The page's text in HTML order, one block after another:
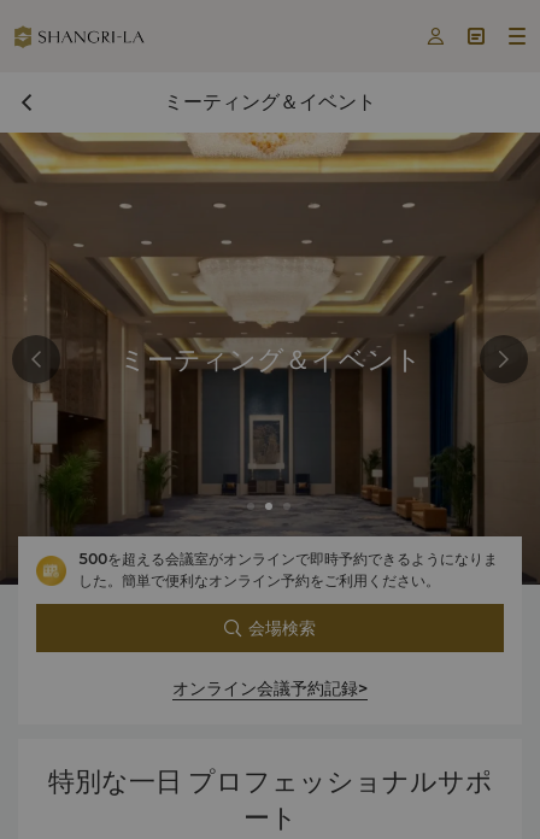
  
ミーティング＆イベント
ミーティング＆イベント
500を超える会議室がオンラインで即時予約できるようになりま
した。簡単で便利なオンライン予約をご利用ください。
会場検索
オンライン会議予約記録>
特別な一日 プロフェッショナルサポ
ート